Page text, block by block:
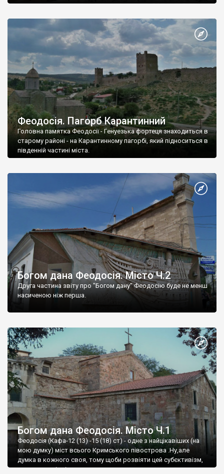
Феодосія. Пагорб Карантинний
Головна памятка Феодосії - Генуезька фортеця знаходиться в
старому районі - на Карантинному пагорбі, який підноситься в
південній частині міста.
Богом дана Феодосія. Місто Ч.2
Друга частина звіту про "Богом дану" Феодосію буде не менш
насиченою ніж перша.
Богом дана Феодосія. Місто Ч.1
Феодосія (Кафа-12 (13) -15 (18) ст) - одне з найцікавіших (на
мою думку) міст всього Кримського півострова .Ну,але
думка в кожного своя, тому щоби розвіяти цей субєктивізм,
запрошую відвідати це